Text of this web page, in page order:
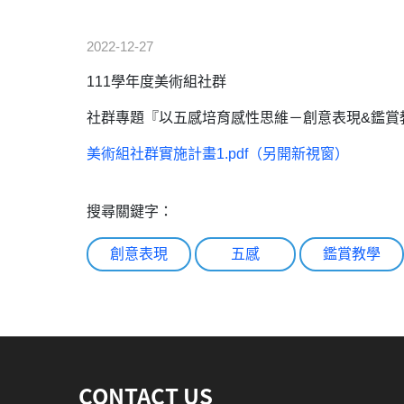
2022-12-27
111學年度美術組社群
社群專題『以五感培育感性思維－創意表現&鑑賞
美術組社群實施計畫1.pdf（另開新視窗）
搜尋關鍵字：
創意表現 五感 鑑賞教學
CONTACT US